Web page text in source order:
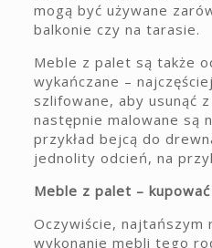
mogą być używane
balkonie czy na tarasie.
Meble z palet są także
wykańczane –
szlifowane, aby usunąć
następnie malowane są
przykład bejcą do
jednolity odcień, na
Meble z palet –
Oczywiście, najtańszym
wykonanie mebli tego